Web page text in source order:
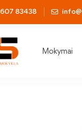
83438
Mokymai